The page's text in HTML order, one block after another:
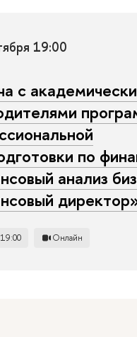
19:00
с
по
анализ
Онлайн